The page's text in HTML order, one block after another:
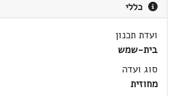
כללי
ועדת תכנון
בית-שמש
סוג ועדה
מחוזית